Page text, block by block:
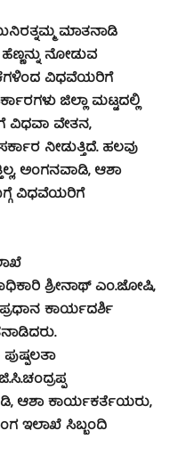
ಮಾತನಾಡಿ
ನೋಡುವ
ವಿಧವೆಯರಿಗೆ
ಜಿಲ್ಲಾ ಮಟ್ಟದಲ್ಲಿ
ವೇತನ,
ನೀಡುತ್ತಿದೆ. ಹಲವು
ಅಂಗನವಾಡಿ, ಆಶಾ
ವಿಧವೆಯರಿಗೆ
ಶ್ರೀನಾಥ್ ಎಂ.ಜೋಷಿ,
ಕಾರ್ಯದರ್ಶಿ
ಆಶಾ ಕಾರ್ಯಕರ್ತೆಯರು,
ಇಲಾಖೆ ಸಿಬ್ಬಂದಿ